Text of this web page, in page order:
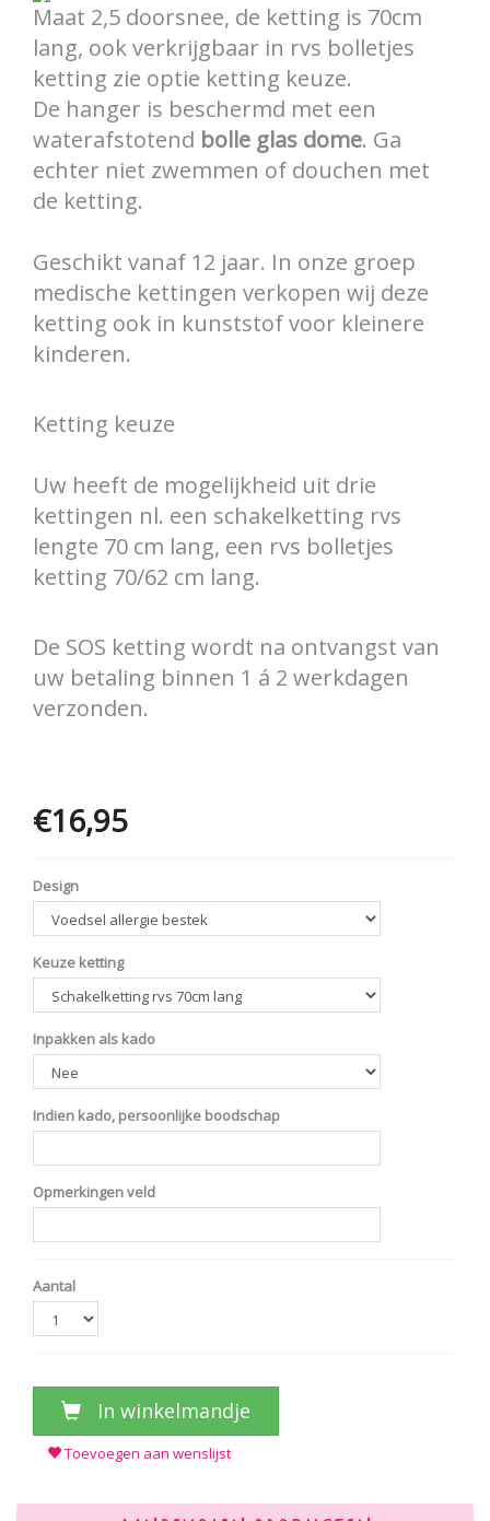
Maat 2,5 doorsnee, de ketting is 70cm
lang, ook verkrijgbaar in rvs bolletjes
ketting zie optie ketting keuze.
De hanger is beschermd met een
waterafstotend bolle glas dome. Ga
echter niet zwemmen of douchen met
de ketting.
Geschikt vanaf 12 jaar. In onze groep
medische kettingen verkopen wij deze
ketting ook in kunststof voor kleinere
kinderen.
Ketting keuze
Uw heeft de mogelijkheid uit drie
kettingen nl. een schakelketting rvs
lengte 70 cm lang, een rvs bolletjes
ketting 70/62 cm lang.
De SOS ketting wordt na ontvangst van
uw betaling binnen 1 á 2 werkdagen
verzonden.
€16,95
Design
Keuze ketting
Inpakken als kado
Indien kado, persoonlijke boodschap
Opmerkingen veld
Aantal
In winkelmandje
Toevoegen aan wenslijst